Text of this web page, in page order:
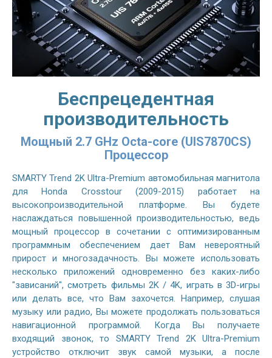
Беспрецедентная
производительность
Мощный 2.7 GHz Octa-core (UIS7870CS)
Процессор
SMARTY Trend 2K Ultra-Premium автомобильная магнитола
для Honda Crosstour (2009-2015) работает на
высокопроизводительной платформе. Вы будете
наслаждаться повышенной производительностью, ведь
мощный процессор в сочетании с оптимизированным
программным обеспечением дает Вам невероятный
прирост и многозадачность. Вы можете использовать
несколько приложений одновременно без каких-либо
"зависаний", смотреть фильмы 2K / 4K, играть в 3D-игры
или делать все, что Вам захочется. Например, слушая
музыку или радио, Вы можете продолжать пользоваться
навигационной программой. Когда Вы получаете
входящий звонок, то SMARTY Trend 2K Ultra-Premium
устройство отключит звук самой музыки, а после